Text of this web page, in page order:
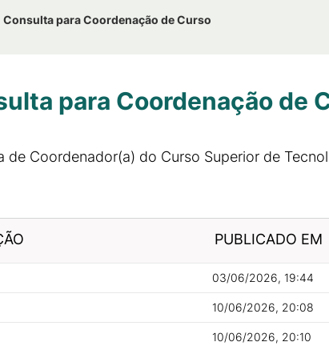
Consulta para Coordenação de Curso
para Coordenação de
Coordenador(a) do Curso Superior de
PUBLICADO EM
03/06/2026, 19:44
10/06/2026, 20:08
10/06/2026, 20:10